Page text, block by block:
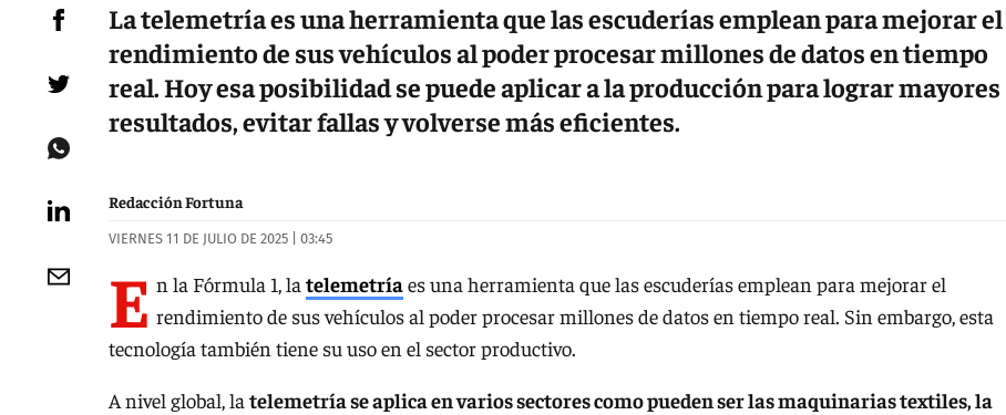
La telemetría es una herramienta que las escuderías emplean para mejorar el
rendimiento de sus vehículos al poder procesar millones de datos en tiempo
real. Hoy esa posibilidad se puede aplicar a la producción para lograr mayores
resultados, evitar fallas y volverse más eficientes.
Redacción Fortuna
VIERNES 11 DE JULIO DE 2025 | 03:45
E n la Fórmula 1, la telemetríaes una herramienta que las escuderías emplean para mejorar el
rendimiento de sus vehículos al poder procesar millones de datos en tiempo real. Sin embargo, esta
tecnología también tiene su uso en el sector productivo.
A nivel global, la telemetría se aplica en varios sectores como pueden ser las maquinarias textiles, la